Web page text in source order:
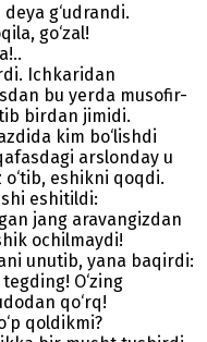
g‘udrandi.
go‘zal!
Ichkaridan
bu yerda musofir-
birdan jimidi.
kim bo‘lishdi
arslonday u
eshikni qoqdi.
eshitildi:
jang aravangizdan
ochilmaydi!
unutib, yana baqirdi:
O‘zing
qo‘rq!
qoldikmi?